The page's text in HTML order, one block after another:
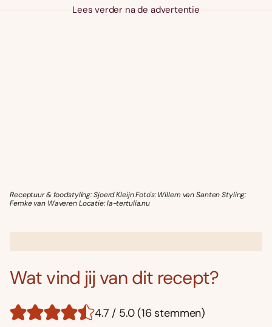
Lees verder na de advertentie
Receptuur & foodstyling: Sjoerd Kleijn Foto's: Willem van Santen Styling:
Femke van Waveren Locatie: la-tertulia.nu
Wat vind jij van dit recept?
4.7 / 5.0 (16 stemmen)